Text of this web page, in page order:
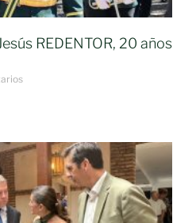
REDENTOR, 20 años